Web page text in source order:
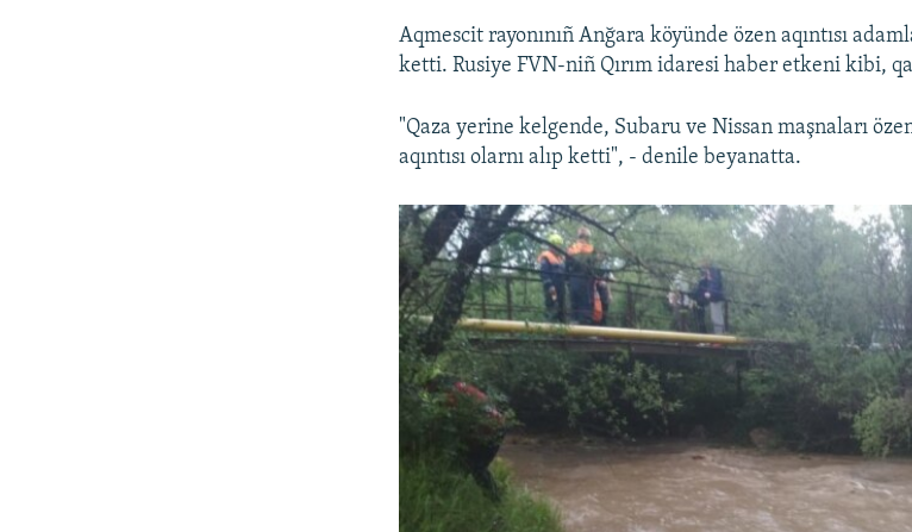
Aqmescit rayonınıñ Anğara köyünde özen aqıntısı
ketti. Rusiye FVN-niñ Qırım idaresi haber etkeni kibi,
"Qaza yerine kelgende, Subaru ve Nissan maşnaları
aqıntısı olarnı alıp ketti", - denile beyanatta.